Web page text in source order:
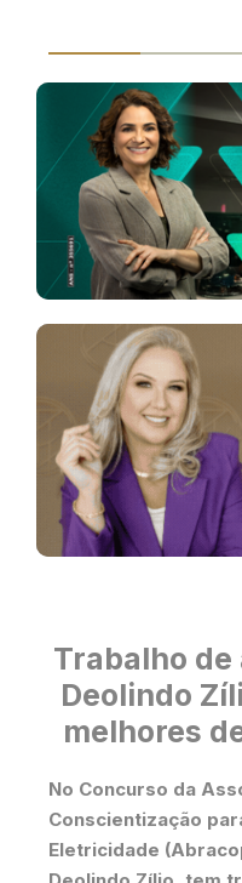
Trabalho de
Deolindo
melhores
No Concurso da
Conscientização
Eletricidade